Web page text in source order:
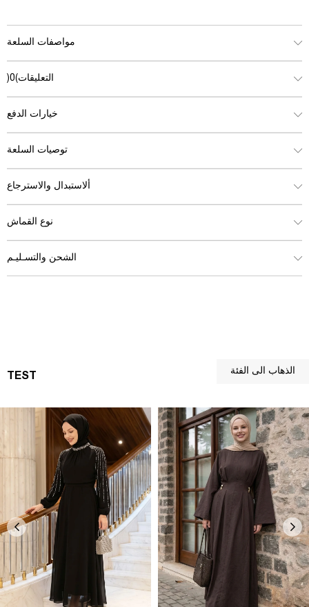
مواصفات السلعة
التعليقات(0)
خيارات الدفع
توصيات السلعة
ألاستبدال والاسترجاع
نوع القماش
الشحن والتسـليـم
TEST
الذهاب الى الفئة